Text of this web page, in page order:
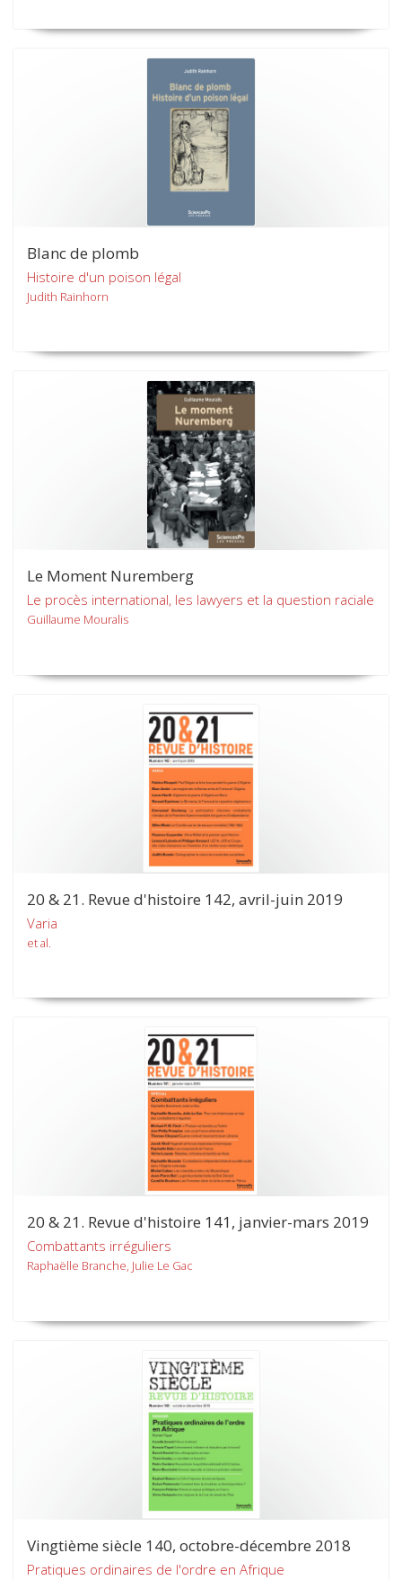
Blanc de plomb
Histoire d'un poison légal
Judith Rainhorn
Le Moment Nuremberg
Le procès international, les lawyers et la question raciale
Guillaume Mouralis
20 & 21. Revue d'histoire 142, avril-juin 2019
Varia
et al.
20 & 21. Revue d'histoire 141, janvier-mars 2019
Combattants irréguliers
Raphaëlle Branche, Julie Le Gac
Vingtième siècle 140, octobre-décembre 2018
Pratiques ordinaires de l'ordre en Afrique